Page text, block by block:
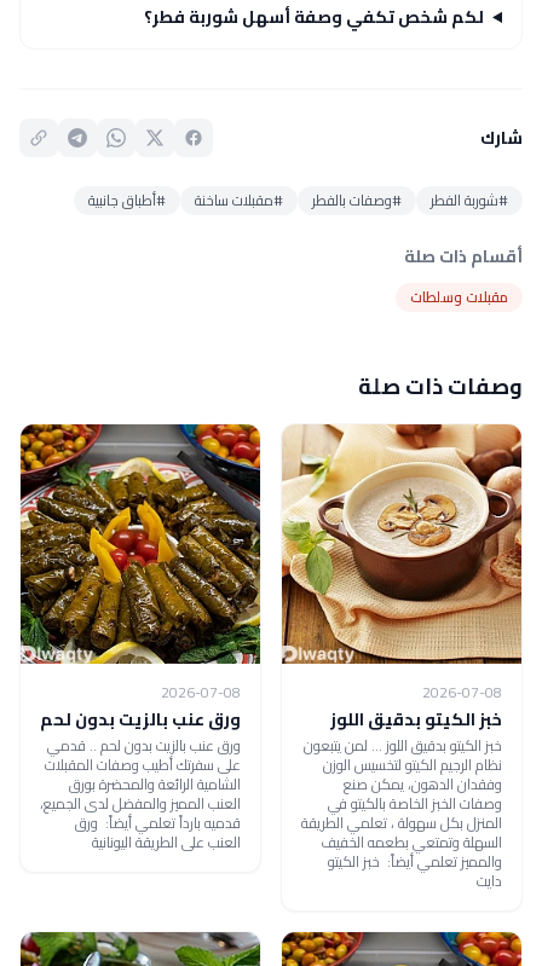
لكم شخص تكفي وصفة أسهل شوربة فطر؟
شارك
#شوربة الفطر #وصفات بالفطر #مقبلات ساخنة #أطباق جانبية
أقسام ذات صلة
مقبلات وسلطات
وصفات ذات صلة
2026-07-08
خبز الكيتو بدقيق اللوز
خبز الكيتو بدقيق اللوز ... لمن يتبعون
نظام الرجيم الكيتو لتخسيس الوزن
وفقدان الدهون، يمكن صنع
وصفات الخبز الخاصة بالكيتو في
المنزل بكل سهولة ، تعلمي الطريقة
السهلة وتمتعي بطعمه الخفيف
والمميز تعلمي أيضاً: خبز الكيتو
دايت
2026-07-08
ورق عنب بالزيت بدون لحم
ورق عنب بالزيت بدون لحم .. قدمي
على سفرتك أطيب وصفات المقبلات
الشامية الرائعة والمحضرة بورق
العنب المميز والمفضل لدى الجميع،
قدميه بارداً تعلمي أيضاً: ورق
العنب على الطريقة اليونانية